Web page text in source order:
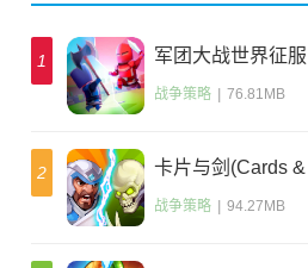
1 军团大战世界征服
战争策略 76.81MB
2
卡片与剑(Cards &
Swords)
战争策略 94.27MB